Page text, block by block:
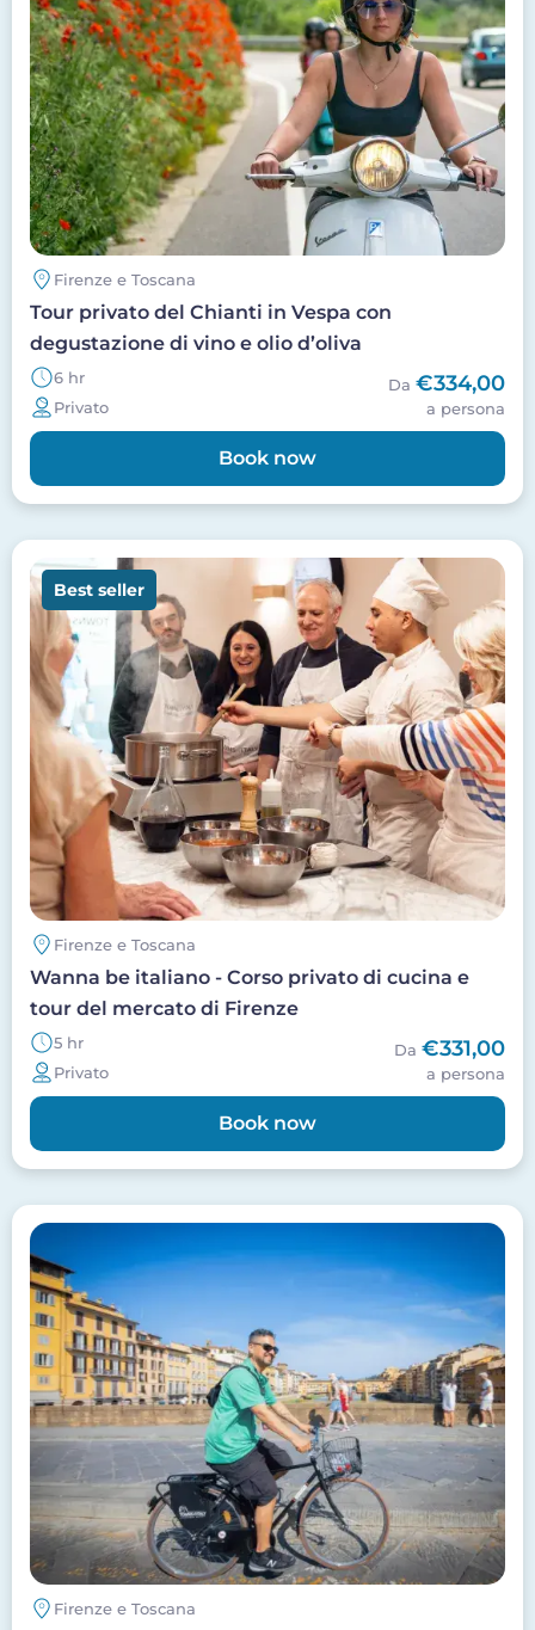
Firenze e Toscana
Tour privato del Chianti in Vespa con
degustazione di vino e olio d’oliva
6 hr
Privato
Da €334,00
a persona
Book now
Image
Best seller
Firenze e Toscana
Wanna be italiano - Corso privato di cucina e
tour del mercato di Firenze
5 hr
Privato
Da €331,00
a persona
Book now
Image
Firenze e Toscana